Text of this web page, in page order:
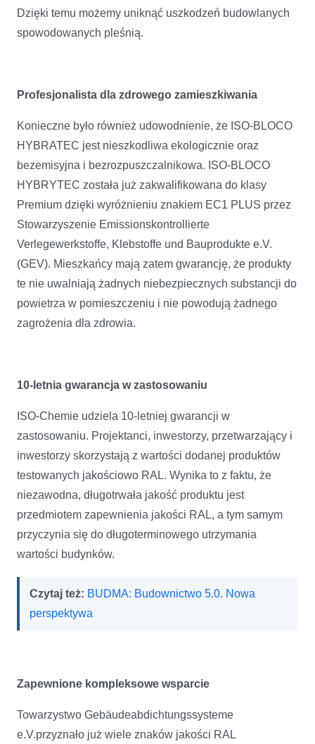
Dzięki temu możemy uniknąć uszkodzeń budowlanych
spowodowanych pleśnią.
Profesjonalista dla zdrowego zamieszkiwania
Konieczne było również udowodnienie, że ISO-BLOCO
HYBRATEC jest nieszkodliwa ekologicznie oraz
bezemisyjna i bezrozpuszczalnikowa. ISO-BLOCO
HYBRYTEC została już zakwalifikowana do klasy
Premium dzięki wyróżnieniu znakiem EC1 PLUS przez
Stowarzyszenie Emissionskontrollierte
Verlegewerkstoffe, Klebstoffe und Bauprodukte e.V.
(GEV). Mieszkańcy mają zatem gwarancję, że produkty
te nie uwalniają żadnych niebezpiecznych substancji do
powietrza w pomieszczeniu i nie powodują żadnego
zagrożenia dla zdrowia.
10-letnia gwarancja w zastosowaniu
ISO-Chemie udziela 10-letniej gwarancji w
zastosowaniu. Projektanci, inwestorzy, przetwarzający i
inwestorzy skorzystają z wartości dodanej produktów
testowanych jakościowo RAL. Wynika to z faktu, że
niezawodna, długotrwała jakość produktu jest
przedmiotem zapewnienia jakości RAL, a tym samym
przyczynia się do długoterminowego utrzymania
wartości budynków.
Czytaj też: BUDMA: Budownictwo 5.0. Nowa
perspektywa
Zapewnione kompleksowe wsparcie
Towarzystwo Gebäudeabdichtungssysteme
e.V.przyznało już wiele znaków jakości RAL